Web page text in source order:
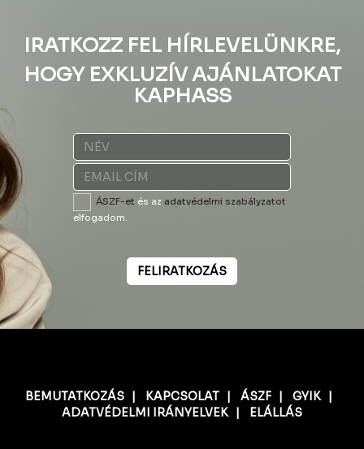
IRATKOZZ FEL HÍRLEVELÜNKRE,
HOGY EXKLUZÍV AJÁNLATOKAT
KAPHASS
ÁSZF-et és az adatvédelmi szabályzatot
elfogadom.
FELIRATKOZÁS
BEMUTATKOZÁS| KAPCSOLAT| ÁSZF| GYIK|
ADATVÉDELMI IRÁNYELVEK| ELÁLLÁS